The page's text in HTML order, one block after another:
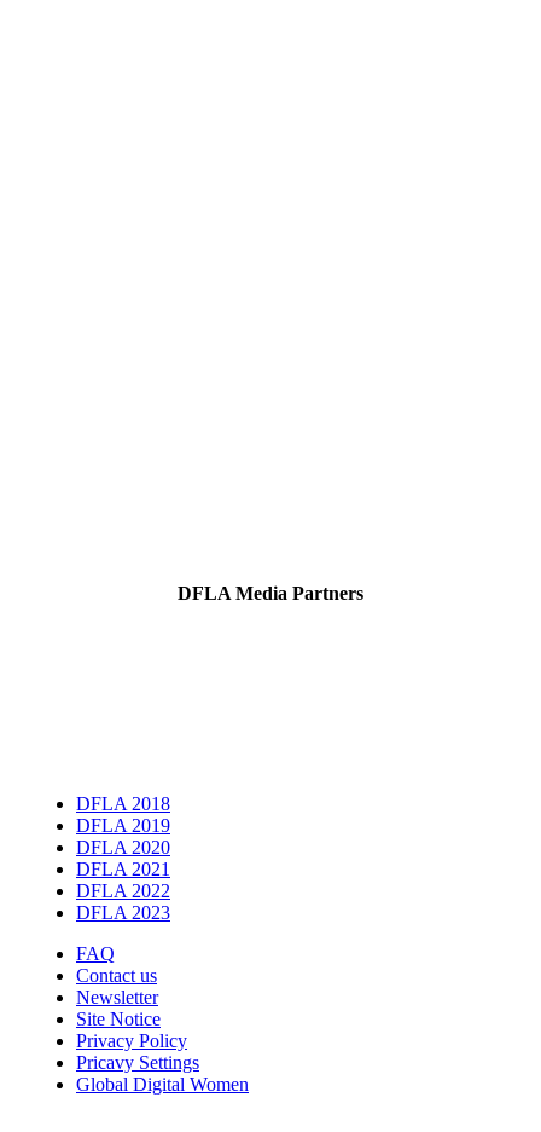
DFLA Media Partners
DFLA 2018
DFLA 2019
DFLA 2020
DFLA 2021
DFLA 2022
DFLA 2023
FAQ
Contact us
Newsletter
Site Notice
Privacy Policy
Pricavy Settings
Global Digital Women